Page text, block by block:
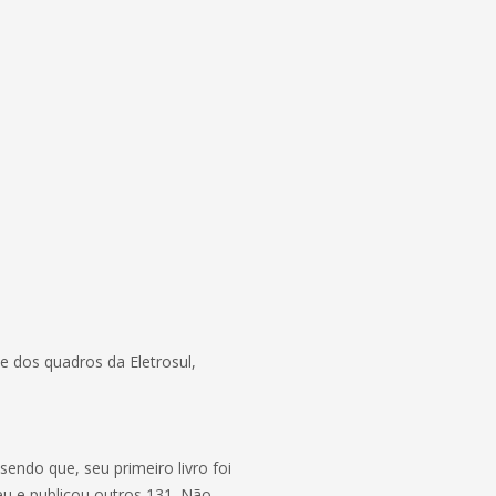
dos quadros da Eletrosul,
que, seu primeiro livro foi